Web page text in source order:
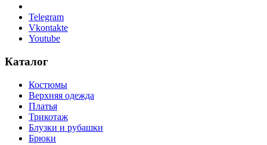
Telegram
Vkontakte
Youtube
Каталог
Костюмы
Верхняя одежда
Платья
Трикотаж
Блузки и рубашки
Брюки